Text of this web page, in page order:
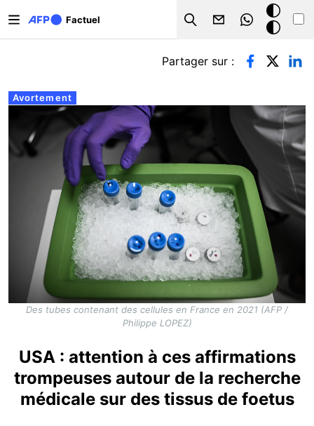
Factuel
Search
Mode
sombre
Onglets principaux
Avortement
Partager sur :
Des tubes contenant des cellules en France en 2021 (AFP /
Philippe LOPEZ)
USA : attention à ces affirmations
trompeuses autour de la recherche
médicale sur des tissus de foetus